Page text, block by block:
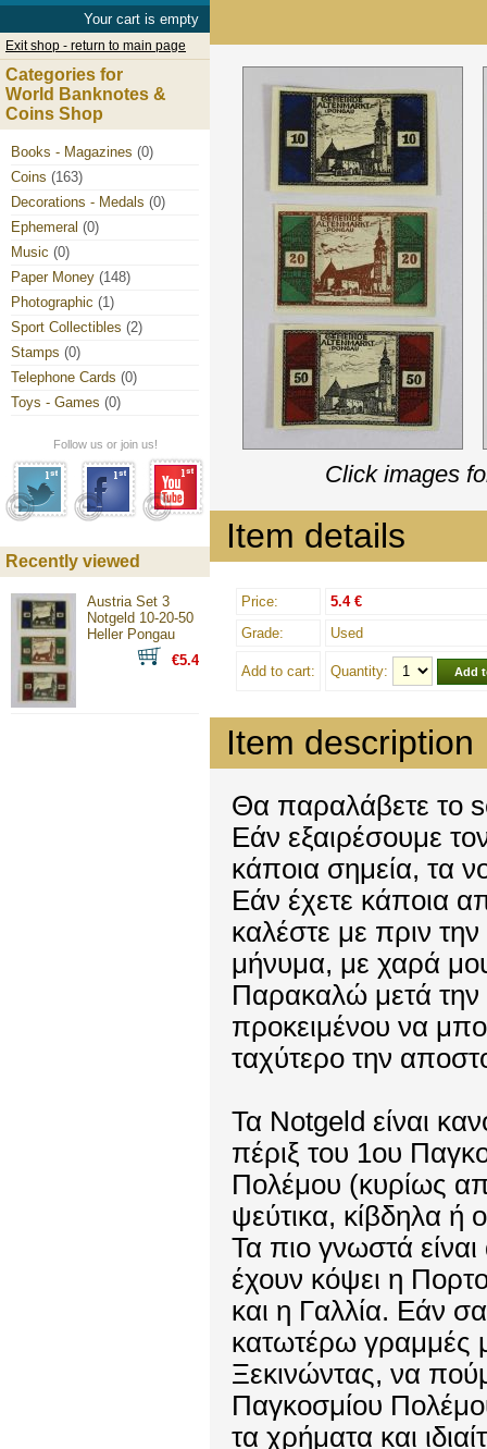
Click images
Item details
Price:
5.4 €
Grade:
Used
Add to cart: Quantity:
Item description
Θα παραλάβετε το
Εάν εξαιρέσουμε
κάποια σημεία, τα
Εάν έχετε κάποια
καλέστε με πριν
μήνυμα, με χαρά
Παρακαλώ μετά την
προκειμένου να
ταχύτερο την
Τα Notgeld είναι
πέριξ του 1ου
Πολέμου (κυρίως
ψεύτικα, κίβδηλα ή
Τα πιο γνωστά
έχουν κόψει η
και η Γαλλία. Εάν
κατωτέρω γραμμές
Ξεκινώντας, να
Παγκοσμίου
τα χρήματα και
Your cart is empty
Exit shop - return to main page
Categories for
World Banknotes &
Coins Shop
Books - Magazines (0)
Coins (163)
Decorations - Medals (0)
Ephemeral (0)
Music (0)
Paper Money (148)
Photographic (1)
Sport Collectibles (2)
Stamps (0)
Telephone Cards (0)
Toys - Games (0)
Follow us or join us!
Recently viewed
Austria Set 3
Notgeld 10-20-50
Heller Pongau
€5.4